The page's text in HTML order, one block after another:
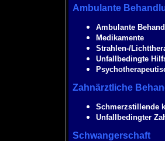
Ambulante
Ambulante
Medikamente
Strahlen-/
Unfallbedingte
Zahnärztliche
Schmerzstillende
Unfallbedingter
Schwangerschaft